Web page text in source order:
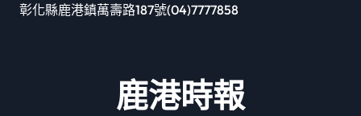
彰化縣鹿港鎮萬壽路187號(04)7777858
鹿港時報